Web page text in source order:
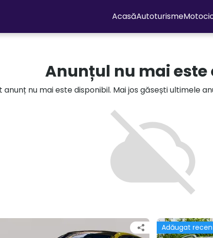
AcasăAutoturisme
Anunțul nu mai este
anunț nu mai este disponibil. Mai jos găsești ultimele
Adăugat